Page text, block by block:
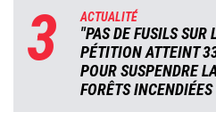
3 ACTUALITÉ
"PAS DE FUSILS SUR
PÉTITION ATTEINT
POUR SUSPENDRE
FORÊTS INCENDIÉES